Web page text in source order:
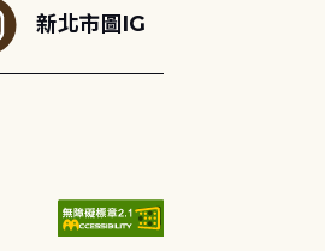
新北市圖IG